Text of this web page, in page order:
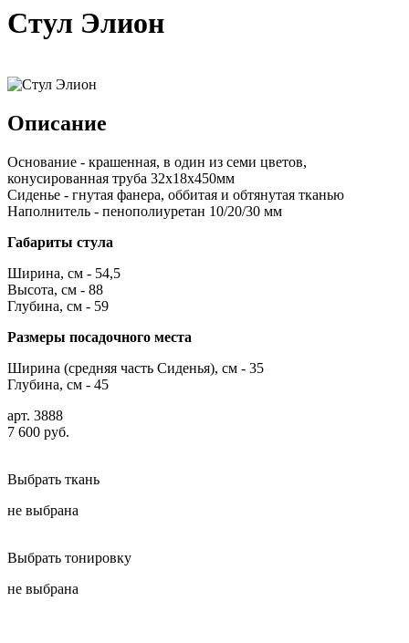
Стул Элион
Описание
Основание - крашенная, в один из семи цветов,
конусированная труба 32х18х450мм
Сиденье - гнутая фанера, оббитая и обтянутая тканью
Наполнитель - пенополиуретан 10/20/30 мм
Габариты стула
Ширина, см - 54,5
Высота, см - 88
Глубина, см - 59
Размеры посадочного места
Ширина (средняя часть Сиденья), см - 35
Глубина, см - 45
арт. 3888
7 600 руб.
Выбрать ткань
не выбрана
Выбрать тонировку
не выбрана